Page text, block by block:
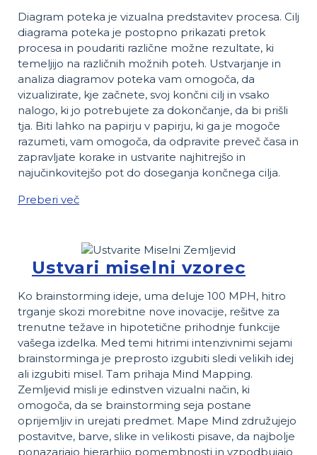
Diagram poteka je vizualna predstavitev procesa. Cilj
diagrama poteka je postopno prikazati pretok
procesa in poudariti različne možne rezultate, ki
temeljijo na različnih možnih poteh. Ustvarjanje in
analiza diagramov poteka vam omogoča, da
vizualizirate, kje začnete, svoj končni cilj in vsako
nalogo, ki jo potrebujete za dokončanje, da bi prišli
tja. Biti lahko na papirju v papirju, ki ga je mogoče
razumeti, vam omogoča, da odpravite preveč časa in
zapravljate korake in ustvarite najhitrejšo in
najučinkovitejšo pot do doseganja končnega cilja.
Preberi več
Ustvari miselni vzorec
Ko brainstorming ideje, uma deluje 100 MPH, hitro
trganje skozi morebitne nove inovacije, rešitve za
trenutne težave in hipotetične prihodnje funkcije
vašega izdelka. Med temi hitrimi intenzivnimi sejami
brainstorminga je preprosto izgubiti sledi velikih idej
ali izgubiti misel. Tam prihaja Mind Mapping.
Zemljevid misli je edinstven vizualni način, ki
omogoča, da se brainstorming seja postane
oprijemljiv in urejati predmet. Mape Mind združujejo
postavitve, barve, slike in velikosti pisave, da najbolje
ponazarjajo hierarhijo pomembnosti in vzpodbujajo